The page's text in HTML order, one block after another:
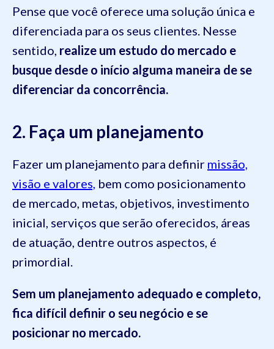
Pense que você oferece uma solução única e
diferenciada para os seus clientes. Nesse
sentido, realize um estudo do mercado e
busque desde o início alguma maneira de se
diferenciar da concorrência.
2. Faça um planejamento
Fazer um planejamento para definir missão,
visão e valores, bem como posicionamento
de mercado, metas, objetivos, investimento
inicial, serviços que serão oferecidos, áreas
de atuação, dentre outros aspectos, é
primordial.
Sem um planejamento adequado e completo,
fica difícil definir o seu negócio e se
posicionar no mercado.